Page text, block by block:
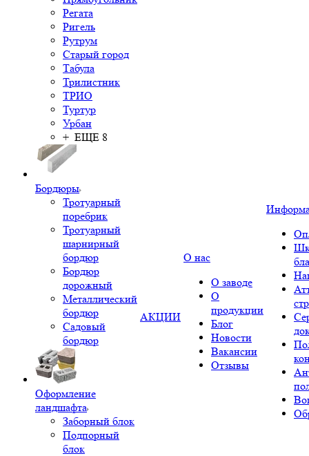
Регата
Ригель
Рутрум
Старый город
Табула
Трилистник
ТРИО
Туртур
Урбан
+ ЕЩЕ 8
Бордюры
Тротуарный
поребрик
Тротуарный
шарнирный
бордюр
Бордюр
дорожный
Металлический
бордюр
Садовый
бордюр
Оформление
ландшафта
Заборный блок
Подпорный
блок
АКЦИИ
О нас
О заводе
О
продукции
Блог
Новости
Вакансии
Отзывы